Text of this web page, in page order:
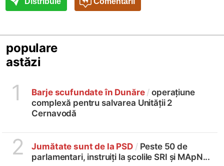
populare
astăzi
1 Barje scufundate în Dunăre / operațiune
complexă pentru salvarea Unității 2
Cernavodă
2 Jumătate sunt de la PSD / Peste 50 de
parlamentari, instruiți la școlile SRI și MApN...